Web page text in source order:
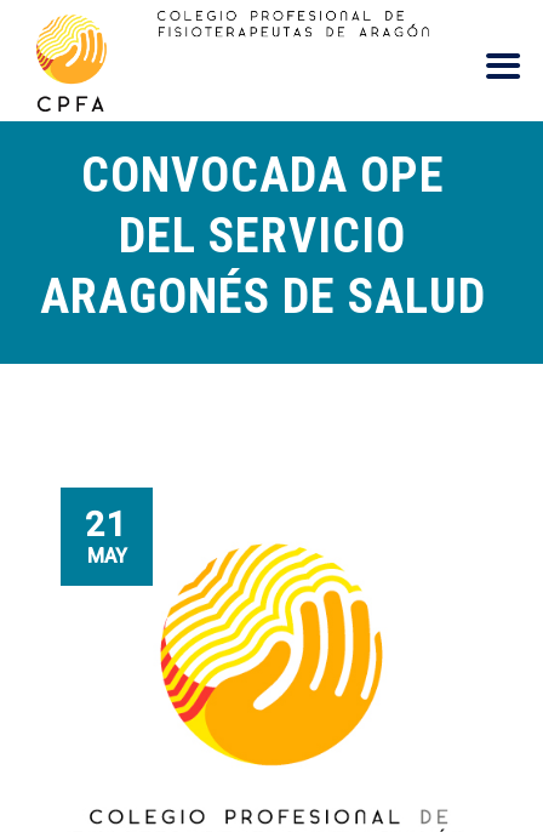
contenido
CONVOCADA OPE
DEL SERVICIO
ARAGONÉS DE SALUD
21
MAY